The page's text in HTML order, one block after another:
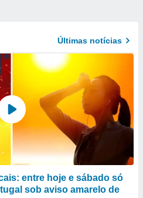
Últimas notícias
entre hoje e sábado só
sob aviso amarelo de